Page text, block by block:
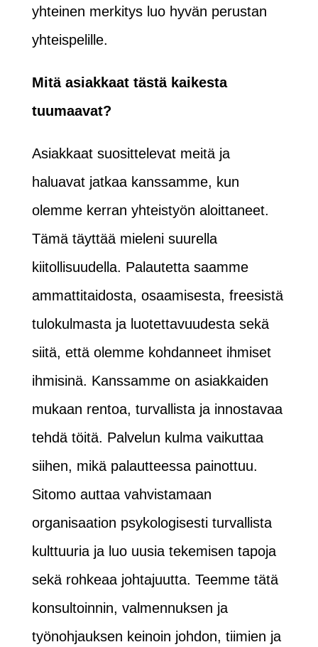
yhteinen merkitys luo hyvän perustan
yhteispelille.
Mitä asiakkaat tästä kaikesta
tuumaavat?
Asiakkaat suosittelevat meitä ja
haluavat jatkaa kanssamme, kun
olemme kerran yhteistyön aloittaneet.
Tämä täyttää mieleni suurella
kiitollisuudella. Palautetta saamme
ammattitaidosta, osaamisesta, freesistä
tulokulmasta ja luotettavuudesta sekä
siitä, että olemme kohdanneet ihmiset
ihmisinä. Kanssamme on asiakkaiden
mukaan rentoa, turvallista ja innostavaa
tehdä töitä. Palvelun kulma vaikuttaa
siihen, mikä palautteessa painottuu.
Sitomo auttaa vahvistamaan
organisaation psykologisesti turvallista
kulttuuria ja luo uusia tekemisen tapoja
sekä rohkeaa johtajuutta. Teemme tätä
konsultoinnin, valmennuksen ja
työnohjauksen keinoin johdon, tiimien ja